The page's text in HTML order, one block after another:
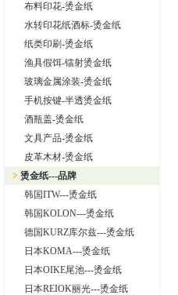
热烈祝贺上海旭饰实业
上海旭饰实业有限公
布料印花-烫金纸
水转印花纸酒标-烫金纸
纸类印刷-烫金纸
渔具假饵-镭射烫金纸
玻璃金属涂装-烫金纸
手机按键-半透烫金纸
酒瓶盖-烫金纸
文具产品-烫金纸
皮革木材-烫金纸
> 烫金纸---品牌
韩国ITW---烫金纸
韩国KOLON---烫金纸
德国KURZ库尔兹---烫金纸
日本KOMA---烫金纸
日本OIKE尾池---烫金纸
日本REIOK丽光---烫金纸